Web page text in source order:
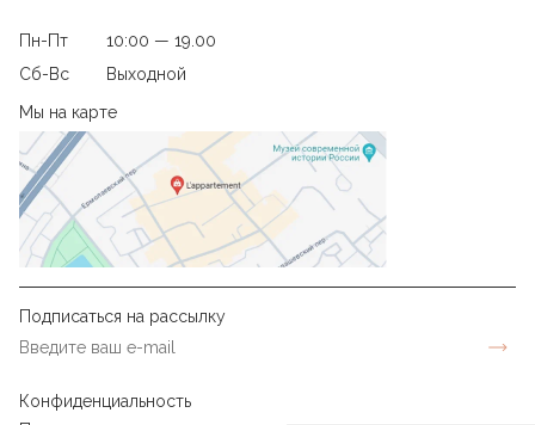
Пн-Пт
10:00 — 19.00
Сб-Вс
Выходной
Мы на карте
Подписаться на рассылку
Конфиденциальность